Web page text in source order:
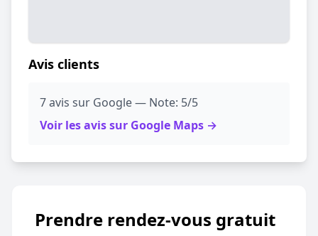
Avis clients
7 avis sur Google — Note: 5/5
Voir les avis sur Google Maps →
Prendre rendez-vous gratuit